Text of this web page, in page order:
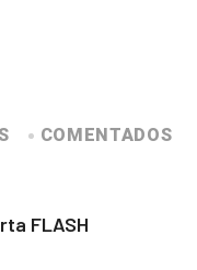
COMENTADOS
FLASH